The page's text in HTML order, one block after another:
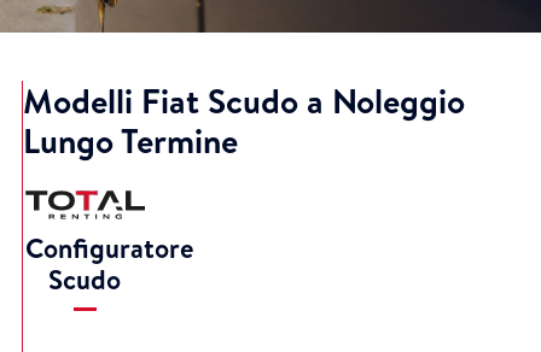
Modelli Fiat Scudo a Noleggio
Lungo Termine
Configuratore
Scudo